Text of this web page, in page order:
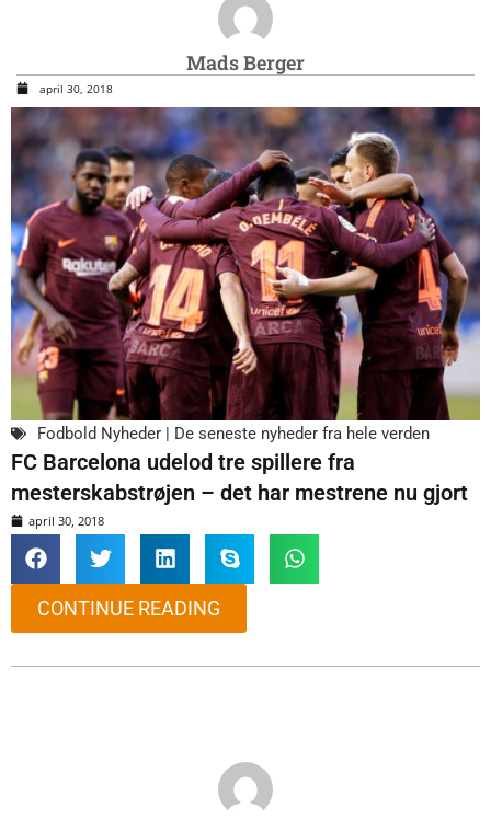
Mads Berger
april 30, 2018
Fodbold Nyheder | De seneste nyheder fra hele verden
FC Barcelona udelod tre spillere fra
mesterskabstrøjen – det har mestrene nu gjort
april 30, 2018
CONTINUE READING